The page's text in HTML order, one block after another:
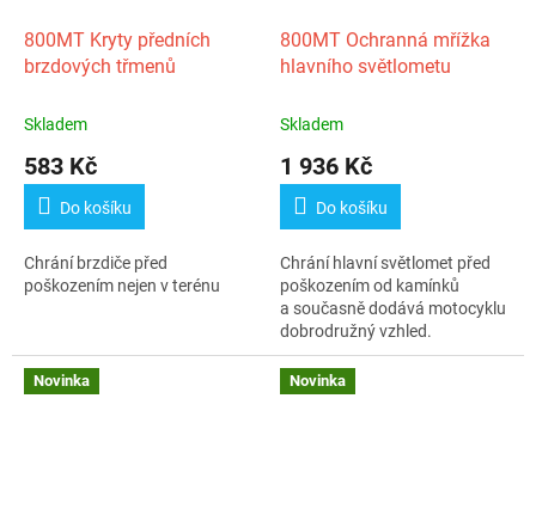
800MT Kryty předních
brzdových třmenů
Skladem
583 Kč
Do košíku
Chrání brzdiče před
poškozením nejen v terénu
800MT Ochranná mřížka
hlavního světlometu
Skladem
1 936 Kč
Do košíku
Chrání hlavní světlomet před
poškozením od kamínků
a současně dodává motocyklu
dobrodružný vzhled.
Novinka Novinka